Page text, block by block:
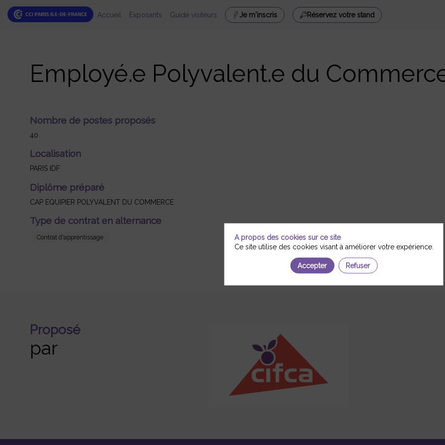
Accueil Exposants Guide visiteurs Je m'inscris Réservez votre stand
Employé.e Polyvalent.e du
Nombre de postes proposés
40
Localisation
PARIS IDF
Diplôme préparé
CAP EQUIPIER POLYVALENT DU COMMERCE
Type de contrat en alternance
Contrat d'apprentissage
Proposé
par
A propos des cookies sur ce site
Ce site utilise des cookies visant à améliorer votre expérience.
Accepter Refuser